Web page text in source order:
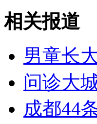
实拍:"熊猫情侣"吵架
山西运城恶犬咬伤
相关报道
男童长
问诊大
成都44